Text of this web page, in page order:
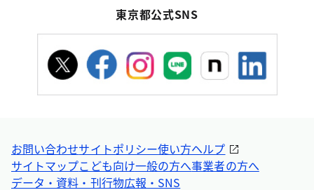
東京都公式SNS
お問い合わせサイトポリシー使い方ヘルプ
サイトマップこども向け一般の方へ事業者の方へ
データ・資料・刊行物広報・SNS